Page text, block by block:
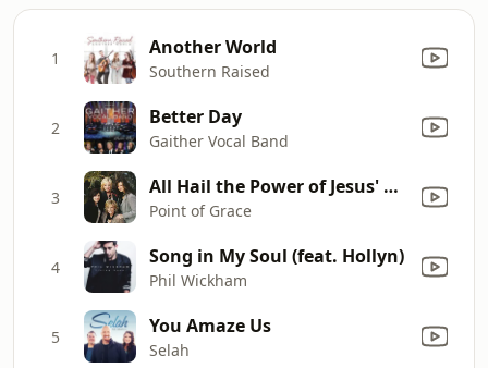
1 Another World
Southern Raised
2 Better Day
Gaither Vocal Band
3 All Hail the Power of Jesus' Name
Point of Grace
4 Song in My Soul (feat. Hollyn)
Phil Wickham
5 You Amaze Us
Selah